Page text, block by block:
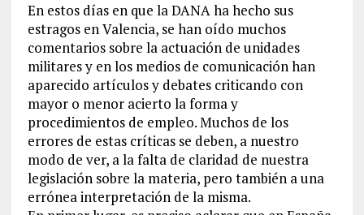
En estos días en que la DANA ha hecho sus
estragos en Valencia, se han oído muchos
comentarios sobre la actuación de unidades
militares y en los medios de comunicación han
aparecido artículos y debates criticando con
mayor o menor acierto la forma y
procedimientos de empleo. Muchos de los
errores de estas críticas se deben, a nuestro
modo de ver, a la falta de claridad de nuestra
legislación sobre la materia, pero también a una
errónea interpretación de la misma.